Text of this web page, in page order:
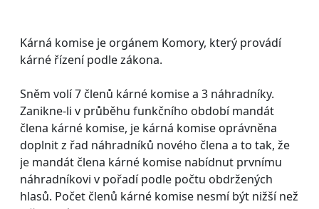
Kárná komise je orgánem Komory, který provádí
kárné řízení podle zákona.
Sněm volí 7 členů kárné komise a 3 náhradníky.
Zanikne-li v průběhu funkčního období mandát
člena kárné komise, je kárná komise oprávněna
doplnit z řad náhradníků nového člena a to tak, že
je mandát člena kárné komise nabídnut prvnímu
náhradníkovi v pořadí podle počtu obdržených
hlasů. Počet členů kárné komise nesmí být nižší než